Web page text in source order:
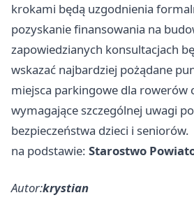
krokami będą uzgodnienia
pozyskanie finansowania na
zapowiedzianych konsultacjach
wskazać najbardziej pożądane
miejsca parkingowe dla rowerów
wymagające szczególnej uwagi
bezpieczeństwa dzieci i seniorów.
na podstawie: Starostwo
Autor:krystian